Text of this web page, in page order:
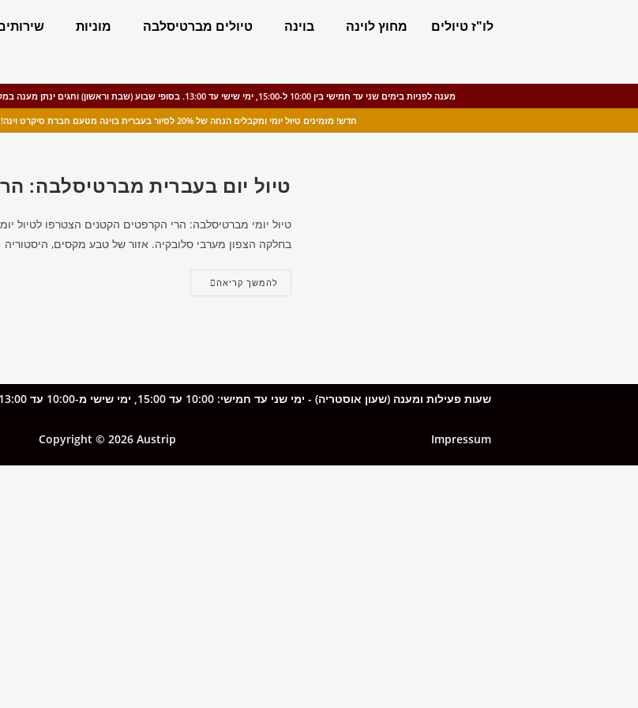
לו"ז טיולים מחוץ לוינה בוינה טיולים מברטיסלבה מוניות
מענה לפניות בימים שני עד חמישי בין 10:00 ל-15:00, ימי שישי עד 13:00. בסופי שבוע (שבת וראשון) וחגים ינתן מענה במקרים דחופים.
חדש! מזמינים טיול יומי ומקבלים הנחה של 20% לסיור בעברית בוינה מטעם חברת סיקרט וינה! קוד ההנחה יינתן לאחר הזמנת הטיול.
טיול יום בעברית מברטיסלבה:
טיול יומי מברטיסלבה: הרי הקרפטים הקטנים הצטרפו לטיול
בחלקה הצפון מערבי סלובקיה. אזור של טבע מקסים, היסטוריה
להמשך קריאה
שעות פעילות ומענה (שעון אוסטריה) - ימי שני עד חמישי: 10:00 עד 15:00, ימי שישי מ-10:00 עד 13:00. בסופי השבוע (שבת וראשון) ובחגים ייתכן עיכוב במענה.
Impressum
Copyright © 2026 Austrip